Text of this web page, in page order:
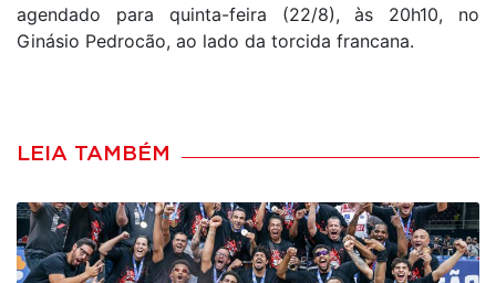
agendado para quinta-feira (22/8), às 20h10, no
Ginásio Pedrocão, ao lado da torcida francana.
LEIA TAMBÉM